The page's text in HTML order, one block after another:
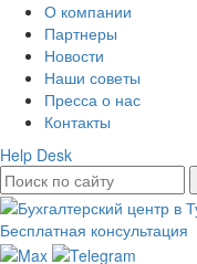
О компании
Партнеры
Новости
Наши советы
Пресса о нас
Контакты
Help Desk
Бесплатная консультация